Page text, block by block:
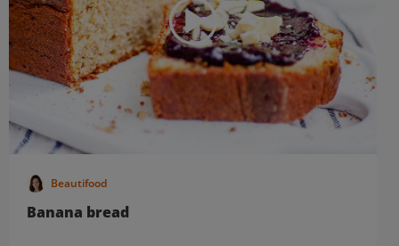
Beautifood
Banana bread